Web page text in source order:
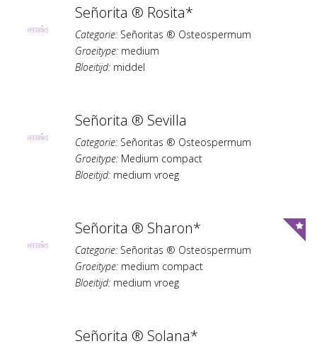
Señorita ® Rosita*
Categorie: Señoritas ® Osteospermum
Groeitype: medium
Bloeitijd: middel
Señorita ® Sevilla
Categorie: Señoritas ® Osteospermum
Groeitype: Medium compact
Bloeitijd: medium vroeg
Señorita ® Sharon*
Categorie: Señoritas ® Osteospermum
Groeitype: medium compact
Bloeitijd: medium vroeg
Señorita ® Solana*